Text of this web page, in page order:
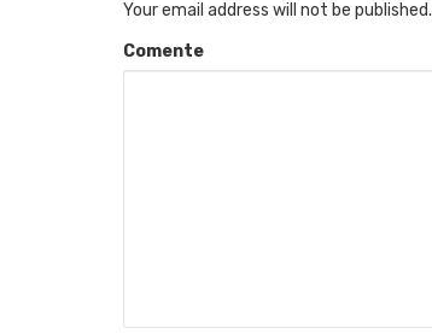
Your email address will not be published.
Comente